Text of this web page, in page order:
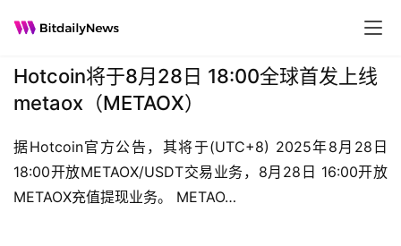
Hotcoin将于8月28日 18:00全球首发上线
metaox（METAOX）
据Hotcoin官方公告，其将于(UTC+8) 2025年8月28日
18:00开放METAOX/USDT交易业务，8月28日 16:00开放
METAOX充值提现业务。 METAO…